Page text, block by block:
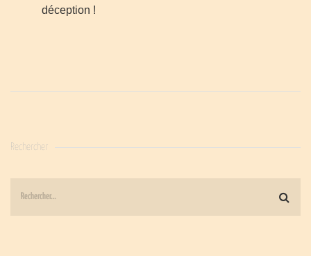
déception !
Rechercher